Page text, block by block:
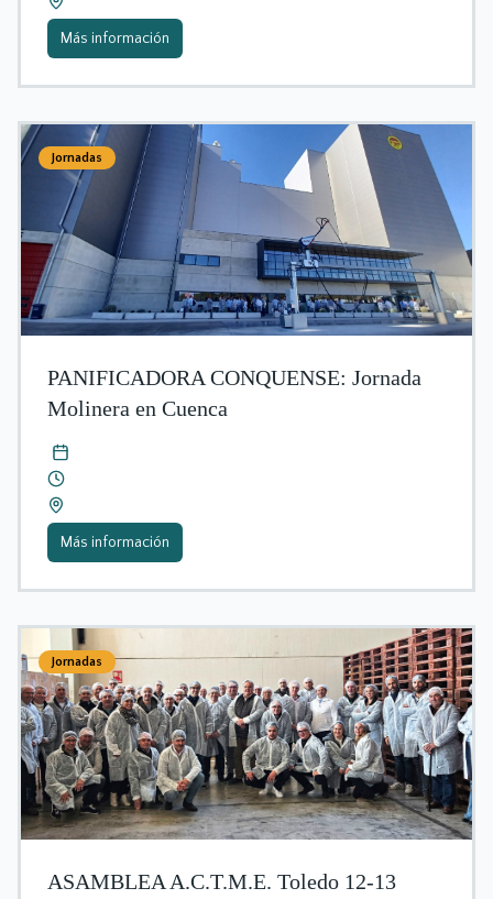
Más información
Jornadas
PANIFICADORA CONQUENSE: Jornada
Molinera en Cuenca
Más información
Jornadas
ASAMBLEA A.C.T.M.E. Toledo 12-13